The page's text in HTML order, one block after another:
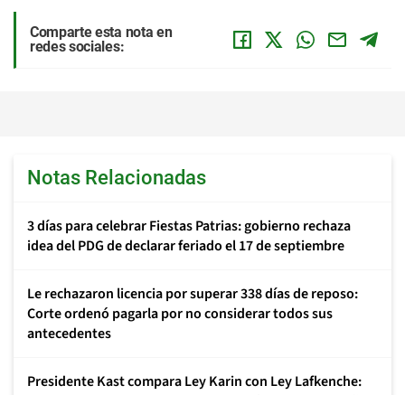
Comparte esta nota en
redes sociales:
Notas Relacionadas
3 días para celebrar Fiestas Patrias: gobierno rechaza
idea del PDG de declarar feriado el 17 de septiembre
Le rechazaron licencia por superar 338 días de reposo:
Corte ordenó pagarla por no considerar todos sus
antecedentes
Presidente Kast compara Ley Karin con Ley Lafkenche: